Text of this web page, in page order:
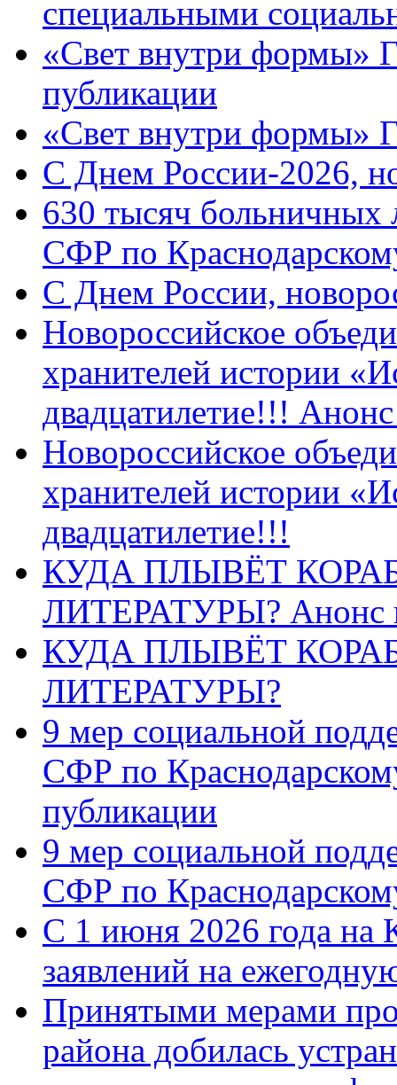
специальными
«Свет внутри формы»
публикации
«Свет внутри формы»
C Днем России-2026,
630 тысяч больничных
СФР по
C Днем России,
Новороссийское
хранителей истории
двадцатилетие!!!
Новороссийское
хранителей истории
двадцатилетие!!!
КУДА ПЛЫВЁТ
ЛИТЕРАТУРЫ? Анонс
КУДА ПЛЫВЁТ
ЛИТЕРАТУРЫ?
9 мер социальной
СФР по
публикации
9 мер социальной
СФР по
С 1 июня 2026 года на
заявлений на
Принятыми мерами
района добилась